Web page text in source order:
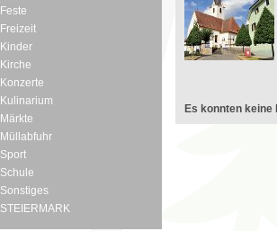
Feste
Freizeit
Kinder
Kirche
Konzerte
Kulinarium
Märkte
Müllabfuhr
Sport
Schule
Sonstiges
STEIERMARK
Es konnten keine